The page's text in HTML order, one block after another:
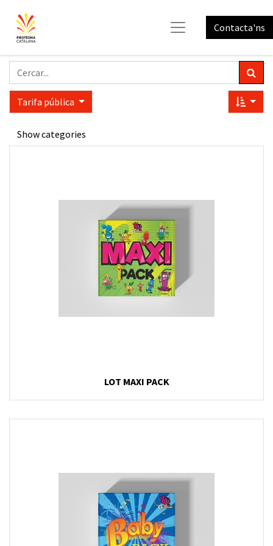
Contacta'ns
Tarifa pública
Show categories
LOT MAXI PACK